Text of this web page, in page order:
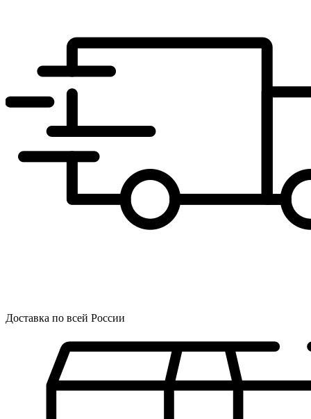
Доставка по всей России